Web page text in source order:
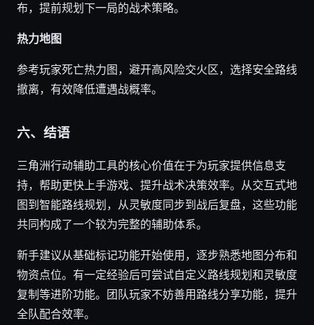
布，提前规划下一局的战术策略。
热力地图
参考玩家死亡热力图，避开高风险交火区，选择安全路线
撤离，有效降低遭遇战概率。
六、结语
三角洲行动辅助工具的核心价值在于为玩家提供信息支
持，帮助更快上手游戏、提升战术决策效率。从交互式地
图到智能路线规划，从灵敏度同步到战后复盘，这些功能
共同构成了一个较为完整的辅助体系。
新手建议从基础标记功能开始使用，逐步熟悉地图分布和
物资点位。有一定经验后可尝试自定义路线规划和灵敏度
复制等进阶功能。团队玩家不妨善用路线分享功能，提升
全队配合效率。